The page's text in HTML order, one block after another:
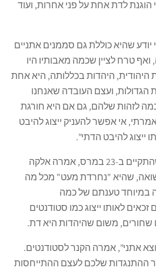
לדת אחת על פני אחרות, ועוד
יודע שהיא כוללת גם סממנים אתניים
טרח לציין שכמה מאבותיו היו
היהודית, היהדות בכללותה, היא אחת
ועצם העובדה שאנחנו
במה לזהות שלהם, גם אם היא חורגת
אי אפשר להעניק ייצוג להיבט
ייצוג להיבט הדתי".
יותר משעה אל תוך הדיון שהתקיים ב-23 במרס, אמרה אלקה
שהיא "נחרדת מעט" מכל מה
טענתם של כמה
לאותו ייצוג כמו סטודנטים
שחורים, משום שהיהדות היא דת.
אתני", אמרה הקנר לסטודנטים.
ההתנגדות שלכם לעצם ההתייחסות